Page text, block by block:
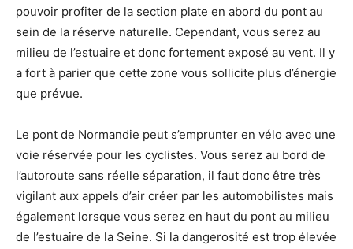
pouvoir profiter de la section plate en abord du pont au
sein de la réserve naturelle. Cependant, vous serez au
milieu de l’estuaire et donc fortement exposé au vent. Il y
a fort à parier que cette zone vous sollicite plus d’énergie
que prévue.
Le pont de Normandie peut s’emprunter en vélo avec une
voie réservée pour les cyclistes. Vous serez au bord de
l’autoroute sans réelle séparation, il faut donc être très
vigilant aux appels d’air créer par les automobilistes mais
également lorsque vous serez en haut du pont au milieu
de l’estuaire de la Seine. Si la dangerosité est trop élevée